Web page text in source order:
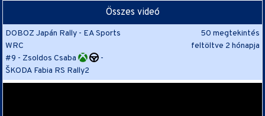
Összes videó
DOBOZ Japán Rally - EA Sports
WRC
#9 - Zsoldos Csaba
-
ŠKODA Fabia RS Rally2
50 megtekintés
feltöltve 2 hónapja